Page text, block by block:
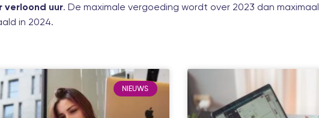
verloond uur. De maximale vergoeding wordt over 2023 dan maximaal
in 2024.
NIEUWS